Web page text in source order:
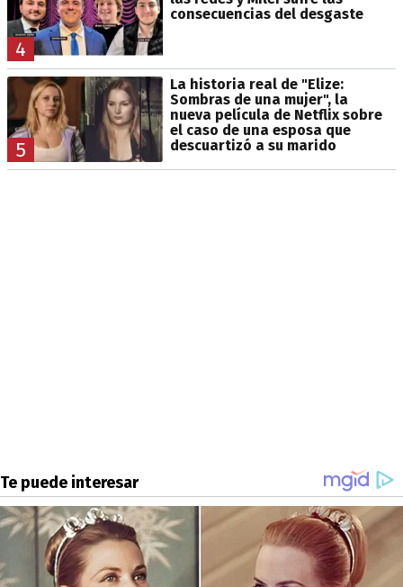
4
consecuencias del desgaste
5
La historia real de "Elize:
Sombras de una mujer", la
nueva película de Netflix sobre
el caso de una esposa que
descuartizó a su marido